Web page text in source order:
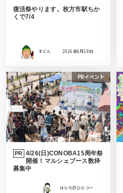
復活祭やります。枚方市駅ちか
くで7/4
すどん 2026年6月18日
PRイベント
PR 4/26(日)CONOBA15周年祭
開催！マルシェブース数枠
募集中
はらだ＠ひらつー